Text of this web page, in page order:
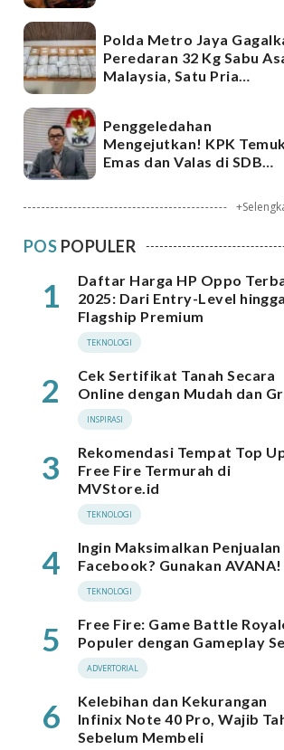
Polda Metro Jaya
Peredaran 32 Kg Sabu
Malaysia, Satu Pria
Penggeledahan
Mengejutkan! KPK
Emas dan Valas di SDB
POS POPULER
1
Daftar Harga HP Oppo
2025: Dari Entry-Level hingga
Flagship Premium
TEKNOLOGI
2
Cek Sertifikat Tanah Secara
Online dengan Mudah dan
INSPIRASI
3
Rekomendasi Tempat Top
Free Fire Termurah di
MVStore.id
TEKNOLOGI
4
Ingin Maksimalkan
Facebook? Gunakan AVANA!
TEKNOLOGI
5
Free Fire: Game Battle
Populer dengan Gameplay
ADVERTORIAL
6
Kelebihan dan Kekurangan
Infinix Note 40 Pro, Wajib
Sebelum Membeli